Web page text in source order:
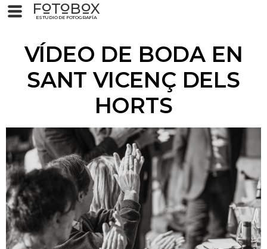
FOTOBOX
ESTUDIO DE FOTOGRAFÍA
VÍDEO DE BODA EN
SANT VICENÇ DELS
HORTS